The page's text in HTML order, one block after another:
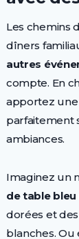
Les chemins
dîners
autres
compte. En
apportez
parfaitement
ambiances.
Imaginez un
de table
dorées et
blanches. Ou